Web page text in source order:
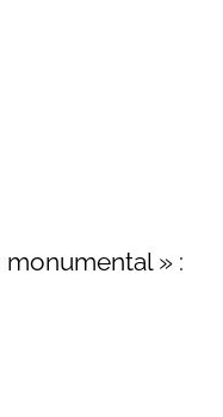
monumental » :